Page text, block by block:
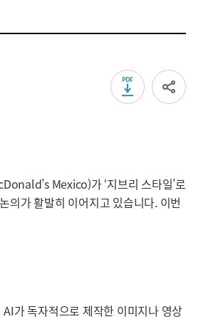
Mexico)가 ‘지브리 스타일’로
의가 활발히 이어지고 있습니다. 이번
가 독자적으로 제작한 이미지나 영상